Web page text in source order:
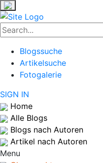
Blogssuche
Artikelsuche
Fotogalerie
SIGN IN
Home
Alle Blogs
Blogs nach Autoren
Artikel nach Autoren
Menu